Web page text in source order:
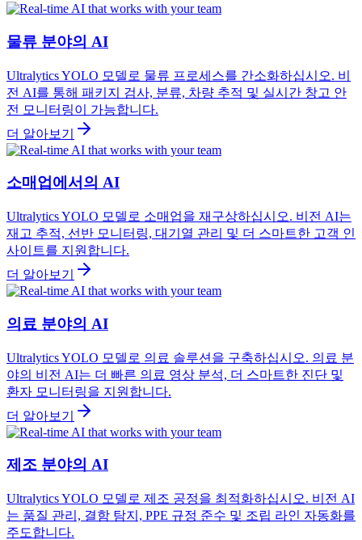
물류 분야의 AI
Ultralytics YOLO 모델로 물류 프로세스를 간소화하십시오. 비
전 AI를 통해 패키지 검사, 분류, 차량 추적 및 실시간 창고 안
전 모니터링이 가능합니다.
더 알아보기
소매업에서의 AI
Ultralytics YOLO 모델로 소매업을 재구상하십시오. 비전 AI는
재고 추적, 선반 모니터링, 대기열 관리 및 더 스마트한 고객 인
사이트를 지원합니다.
더 알아보기
의료 분야의 AI
Ultralytics YOLO 모델로 의료 솔루션을 구축하십시오. 의료 분
야의 비전 AI는 더 빠른 의료 영상 분석, 더 스마트한 진단 및
환자 모니터링을 지원합니다.
더 알아보기
제조 분야의 AI
Ultralytics YOLO 모델로 제조 공정을 최적화하십시오. 비전 AI
는 품질 관리, 결함 탐지, PPE 규정 준수 및 조립 라인 자동화를
주도합니다.